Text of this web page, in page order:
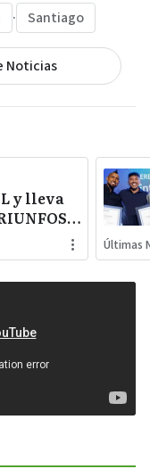
· Santiago
Noticias
y lleva
y
Últimas